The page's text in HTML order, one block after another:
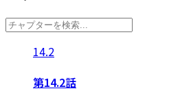
14.2
第14.2話